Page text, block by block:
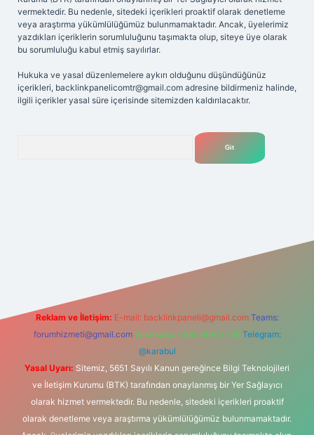
vermektedir. Bu nedenle, sitedeki içerikleri proaktif olarak denetleme
veya araştırma yükümlülüğümüz bulunmamaktadır. Ancak, üyelerimiz
yazdıkları içeriklerin sorumluluğunu taşımakta olup, siteye üye olarak
bu sorumluluğu kabul etmiş sayılırlar.
Hukuka ve yasal düzenlemelere aykırı olduğunu düşündüğünüz
içerikleri, backlinkpanelicomtr@gmail.com adresine bildirmeniz halinde,
ilgili içerikler yasal süre içerisinde sitemizden kaldırılacaktır.
Reklam ve İletişim: E-mail: backlinkpaneli@gmail.com Teams:
forumhizmeti@gmail.com Whatsapp: 0262 606 0 726 Telegram:
@karabul
Yasal Uyarı: Sitemiz, 5651 Sayılı Kanun gereğince Bilgi Teknolojileri
ve İletişim Kurumu (BTK) tarafından onaylanmış bir Yer Sağlayıcı
olarak hizmet vermektedir. Bu nedenle, sitedeki içerikleri proaktif
olarak denetleme veya araştırma yükümlülüğümüz bulunmamaktadır.